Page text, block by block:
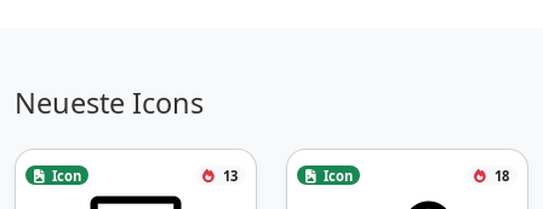
Neueste Icons
Icon 13 Icon 18